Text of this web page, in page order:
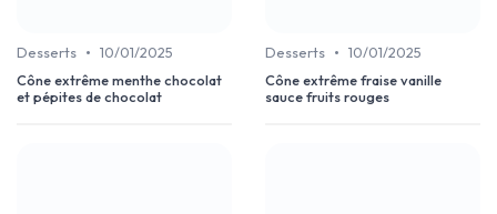
Desserts • 10/01/2025
Cône extrême menthe chocolat
et pépites de chocolat
Desserts • 10/01/2025
Cône extrême fraise vanille
sauce fruits rouges